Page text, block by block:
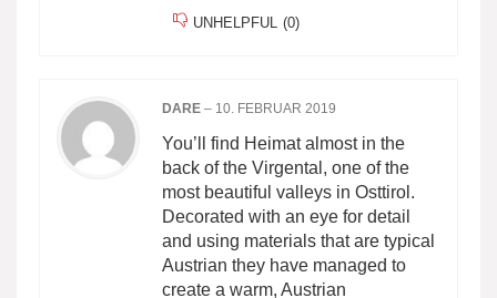
UNHELPFUL (0)
DARE – 10. FEBRUAR 2019
You’ll find Heimat almost in the
back of the Virgental, one of the
most beautiful valleys in Osttirol.
Decorated with an eye for detail
and using materials that are typical
Austrian they have managed to
create a warm, Austrian